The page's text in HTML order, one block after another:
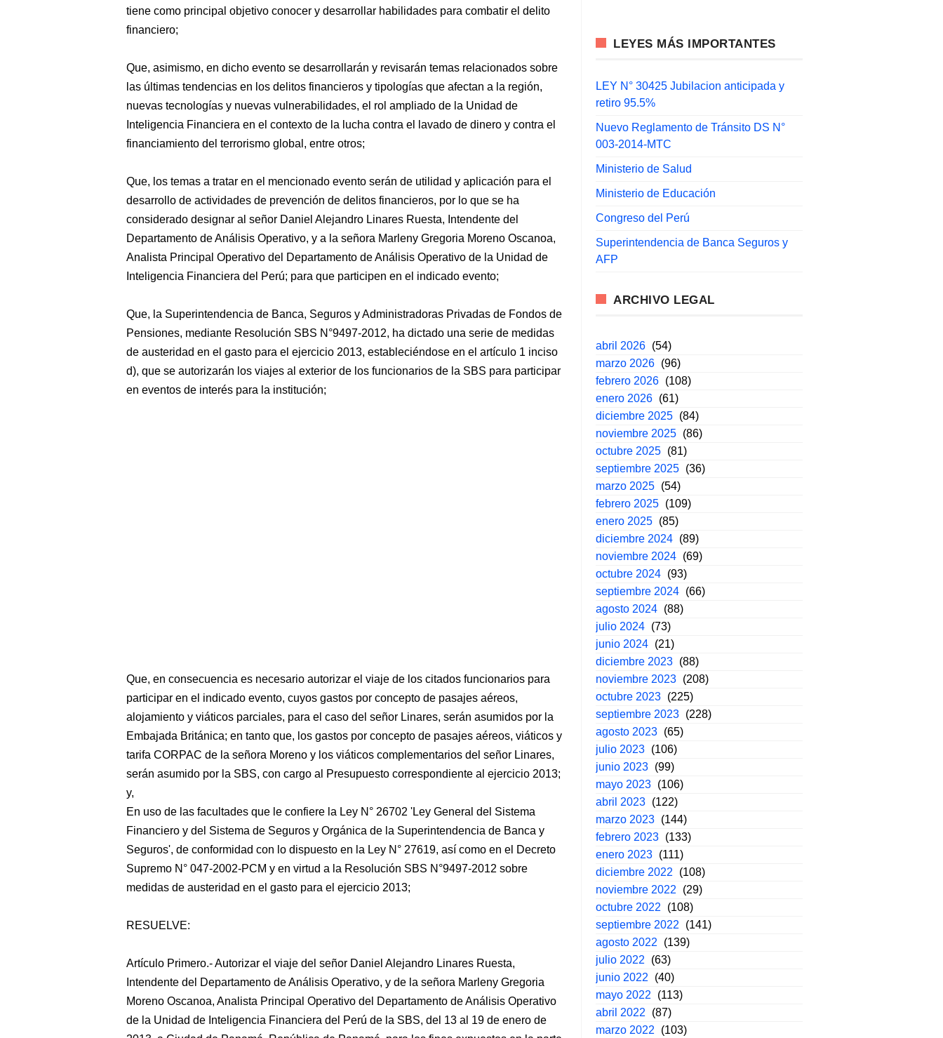
tiene como principal objetivo conocer y desarrollar habilidades para combatir el delito
financiero;
Que, asimismo, en dicho evento se desarrollarán y revisarán temas relacionados sobre
las últimas tendencias en los delitos financieros y tipologías que afectan a la región,
nuevas tecnologías y nuevas vulnerabilidades, el rol ampliado de la Unidad de
Inteligencia Financiera en el contexto de la lucha contra el lavado de dinero y contra el
financiamiento del terrorismo global, entre otros;
Que, los temas a tratar en el mencionado evento serán de utilidad y aplicación para el
desarrollo de actividades de prevención de delitos financieros, por lo que se ha
considerado designar al señor Daniel Alejandro Linares Ruesta, Intendente del
Departamento de Análisis Operativo, y a la señora Marleny Gregoria Moreno Oscanoa,
Analista Principal Operativo del Departamento de Análisis Operativo de la Unidad de
Inteligencia Financiera del Perú; para que participen en el indicado evento;
Que, la Superintendencia de Banca, Seguros y Administradoras Privadas de Fondos de
Pensiones, mediante Resolución SBS N°9497-2012, ha dictado una serie de medidas
de austeridad en el gasto para el ejercicio 2013, estableciéndose en el artículo 1 inciso
d), que se autorizarán los viajes al exterior de los funcionarios de la SBS para participar
en eventos de interés para la institución;
Que, en consecuencia es necesario autorizar el viaje de los citados funcionarios para
participar en el indicado evento, cuyos gastos por concepto de pasajes aéreos,
alojamiento y viáticos parciales, para el caso del señor Linares, serán asumidos por la
Embajada Británica; en tanto que, los gastos por concepto de pasajes aéreos, viáticos y
tarifa CORPAC de la señora Moreno y los viáticos complementarios del señor Linares,
serán asumido por la SBS, con cargo al Presupuesto correspondiente al ejercicio 2013;
y,
En uso de las facultades que le confiere la Ley N° 26702 'Ley General del Sistema
Financiero y del Sistema de Seguros y Orgánica de la Superintendencia de Banca y
Seguros', de conformidad con lo dispuesto en la Ley N° 27619, así como en el Decreto
Supremo N° 047-2002-PCM y en virtud a la Resolución SBS N°9497-2012 sobre
medidas de austeridad en el gasto para el ejercicio 2013;
RESUELVE:
Artículo Primero.- Autorizar el viaje del señor Daniel Alejandro Linares Ruesta,
Intendente del Departamento de Análisis Operativo, y de la señora Marleny Gregoria
Moreno Oscanoa, Analista Principal Operativo del Departamento de Análisis Operativo
de la Unidad de Inteligencia Financiera del Perú de la SBS, del 13 al 19 de enero de
LEYES MÁS IMPORTANTES
LEY N° 30425 Jubilacion anticipada y
retiro 95.5%
Nuevo Reglamento de Tránsito DS N°
003-2014-MTC
Ministerio de Salud
Ministerio de Educación
Congreso del Perú
Superintendencia de Banca Seguros y
AFP
ARCHIVO LEGAL
abril 2026 (54)
marzo 2026 (96)
febrero 2026 (108)
enero 2026 (61)
diciembre 2025 (84)
noviembre 2025 (86)
octubre 2025 (81)
septiembre 2025 (36)
marzo 2025 (54)
febrero 2025 (109)
enero 2025 (85)
diciembre 2024 (89)
noviembre 2024 (69)
octubre 2024 (93)
septiembre 2024 (66)
agosto 2024 (88)
julio 2024 (73)
junio 2024 (21)
diciembre 2023 (88)
noviembre 2023 (208)
octubre 2023 (225)
septiembre 2023 (228)
agosto 2023 (65)
julio 2023 (106)
junio 2023 (99)
mayo 2023 (106)
abril 2023 (122)
marzo 2023 (144)
febrero 2023 (133)
enero 2023 (111)
diciembre 2022
(108)
noviembre 2022
(29)
octubre 2022
(108)
septiembre 2022
(141)
agosto 2022
(139)
julio 2022
(63)
junio 2022
(40)
mayo 2022
(113)
abril 2022
(87)
marzo 2022
(103)